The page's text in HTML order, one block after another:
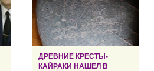
ДРЕВНИЕ КРЕСТЫ-
КАЙРАКИ НАШЕЛ В